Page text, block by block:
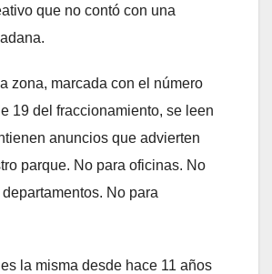
que no contó con una
zona, marcada con el número
19 del fraccionamiento, se leen
anuncios que advierten
parque. No para oficinas. No
No para
la misma desde hace 11 años